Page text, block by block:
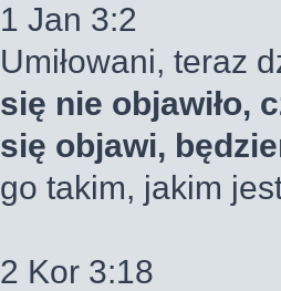
1 Jan 3:2
Umiłowani, teraz
się nie objawiło,
się objawi,
go takim, jakim
2 Kor 3:18